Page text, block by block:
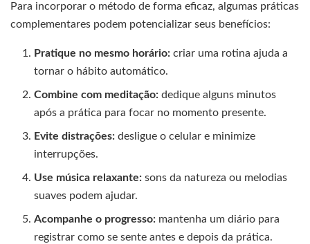
Para incorporar o método de forma eficaz, algumas práticas
complementares podem potencializar seus benefícios:
Pratique no mesmo horário: criar uma rotina ajuda a
tornar o hábito automático.
Combine com meditação: dedique alguns minutos
após a prática para focar no momento presente.
Evite distrações: desligue o celular e minimize
interrupções.
Use música relaxante: sons da natureza ou melodias
suaves podem ajudar.
Acompanhe o progresso: mantenha um diário para
registrar como se sente antes e depois da prática.